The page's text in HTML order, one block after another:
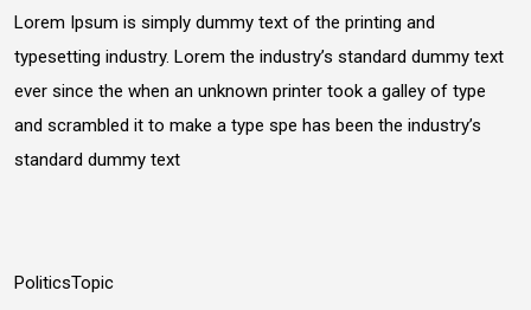
Lorem Ipsum is simply dummy text of the printing and
typesetting industry. Lorem the industry’s standard dummy text
ever since the when an unknown printer took a galley of type
and scrambled it to make a type spe has been the industry’s
standard dummy text
09
PoliticsTopic